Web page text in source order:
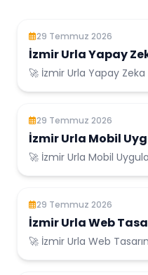
29 Temmuz 2026
İzmir Urla Yapay
🚀 İzmir Urla Yapay Zeka Hizmetleri İzmir Urla
29 Temmuz 2026
İzmir Urla Mobil
🚀 İzmir Urla Mobil Uygulama Geliştirme İzmir Urla
29 Temmuz 2026
İzmir Urla Web
🚀 İzmir Urla Web Tasarım Hizmetleri İzmir Urla